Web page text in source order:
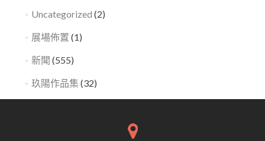
Uncategorized (2)
展場佈置 (1)
新聞 (555)
玖陽作品集 (32)